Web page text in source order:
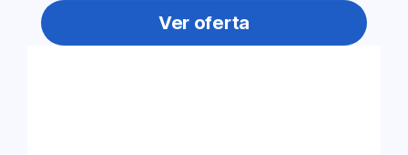
Ver oferta